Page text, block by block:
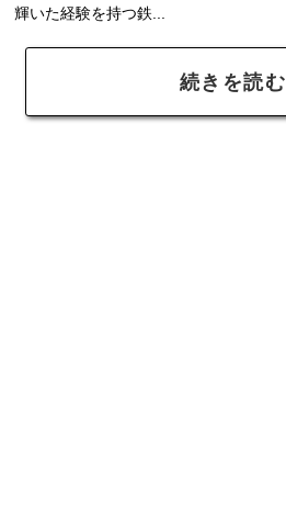
輝いた経験を持つ鉄...
続きを読む